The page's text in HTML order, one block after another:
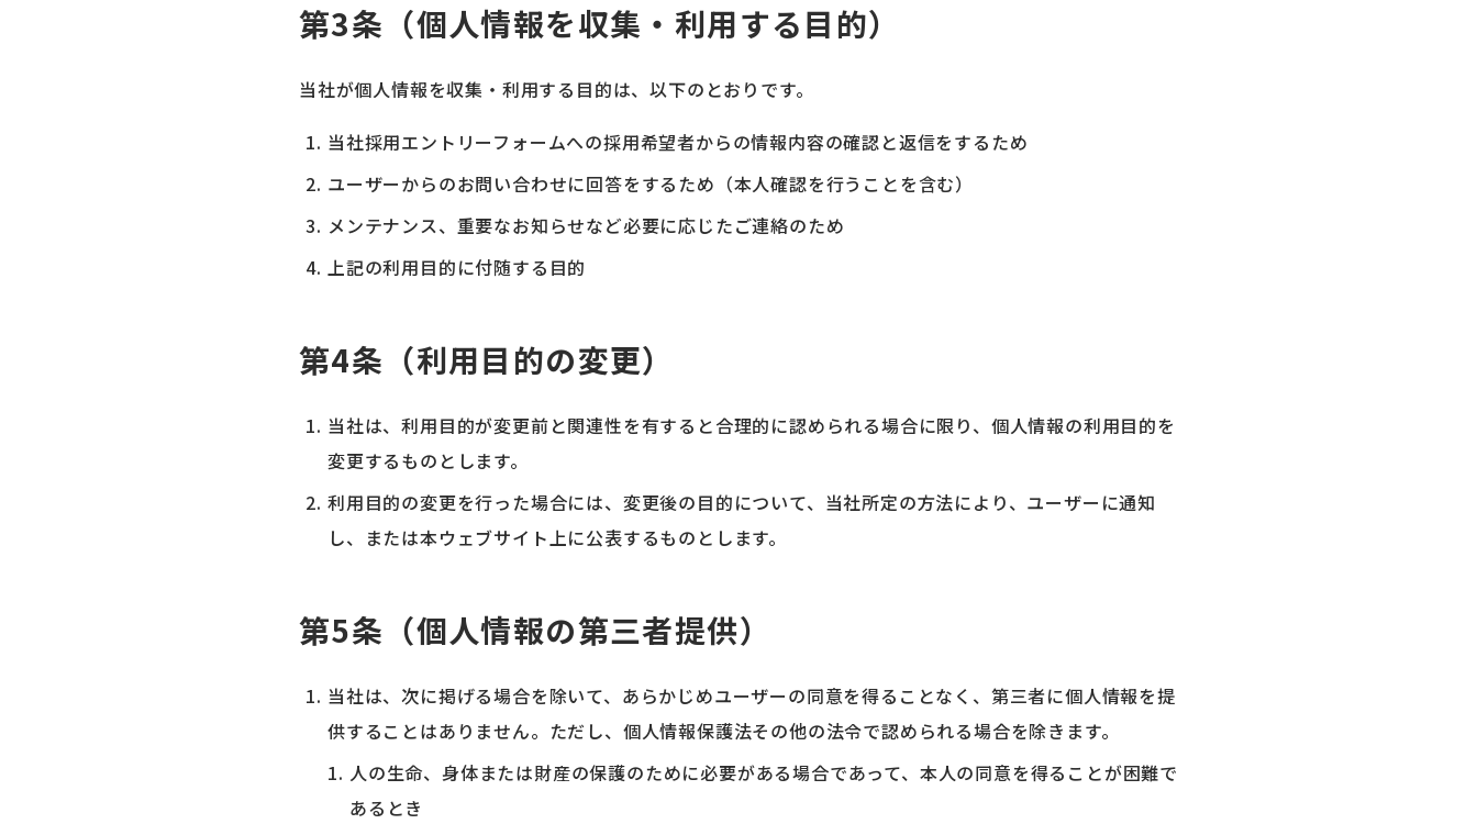
第3条（個人情報を収集・利用する目的）
当社が個人情報を収集・利用する目的は、以下のとおりです。
当社採用エントリーフォームへの採用希望者からの情報内容の確認と返信をするため
ユーザーからのお問い合わせに回答をするため（本人確認を行うことを含む）
メンテナンス、重要なお知らせなど必要に応じたご連絡のため
上記の利用目的に付随する目的
第4条（利用目的の変更）
当社は、利用目的が変更前と関連性を有すると合理的に認められる場合に限り、個人情報の利用目的を
変更するものとします。
利用目的の変更を行った場合には、変更後の目的について、当社所定の方法により、ユーザーに通知
し、または本ウェブサイト上に公表するものとします。
第5条（個人情報の第三者提供）
当社は、次に掲げる場合を除いて、あらかじめユーザーの同意を得ることなく、第三者に個人情報を提
供することはありません。ただし、個人情報保護法その他の法令で認められる場合を除きます。
人の生命、身体または財産の保護のために必要がある場合であって、本人の同意を得ることが困難で
あるとき